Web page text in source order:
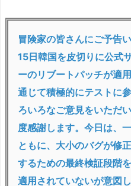
冒険家の皆さんにご予告
15日韓国を皮切りに公式
ーのリブートパッチが適
通じて積極的にテストに
ろいろなご意見をいただ
度感謝します。今日は、
ともに、大小のバグが修
するための最終検証段階
適用されていないが意図